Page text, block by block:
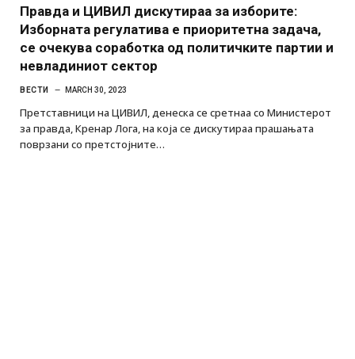
Правда и ЦИВИЛ дискутираа за изборите:
Изборната регулатива е приоритетна задача,
се очекува соработка од политичките партии и
невладиниот сектор
ВЕСТИ MARCH 30, 2023
Претставници на ЦИВИЛ, денеска се сретнаа со Mинистерот
за правда, Кренар Лога, на која се дискутираа прашањата
поврзани со претстојните…